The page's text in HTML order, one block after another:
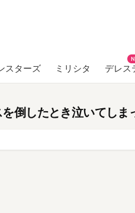
スターズ ミリシタ デレス
倒したとき泣いてし